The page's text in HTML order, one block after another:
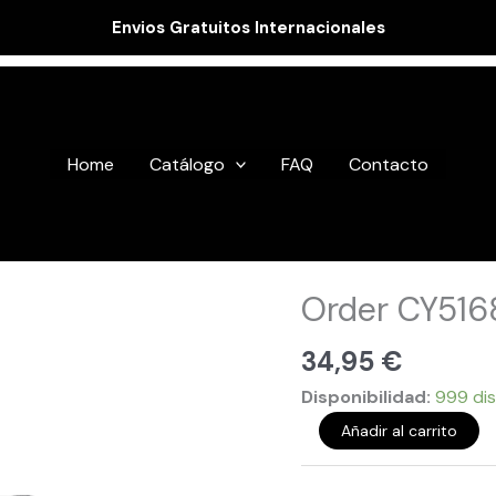
Envios Gratuitos Internacionales
Home Catálogo FAQ Contacto
Order
34,95 €
Disponibilidad: 999
CY51687
cantidad
Añadir al carrito